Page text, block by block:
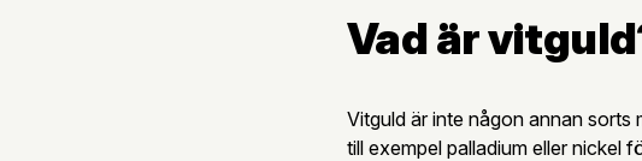
Vad är
Vitguld är inte någon annan sorts
till exempel palladium eller nickel